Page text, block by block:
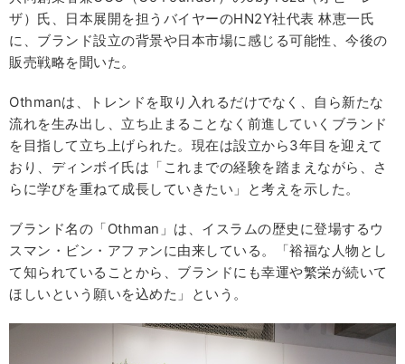
ザ）氏、日本展開を担うバイヤーのHN2Y社代表 林恵一氏
に、ブランド設立の背景や日本市場に感じる可能性、今後の
販売戦略を聞いた。
Othmanは、トレンドを取り入れるだけでなく、自ら新たな
流れを生み出し、立ち止まることなく前進していくブランド
を目指して立ち上げられた。現在は設立から3年目を迎えて
おり、ディンボイ氏は「これまでの経験を踏まえながら、さ
らに学びを重ねて成長していきたい」と考えを示した。
ブランド名の「Othman」は、イスラムの歴史に登場するウ
スマン・ビン・アファンに由来している。「裕福な人物とし
て知られていることから、ブランドにも幸運や繁栄が続いて
ほしいという願いを込めた」という。